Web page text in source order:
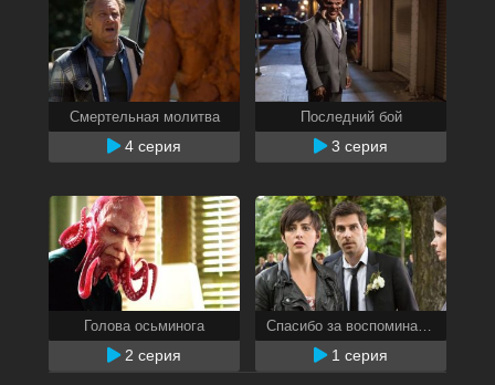
Смертельная молитва
4 серия
Последний бой
3 серия
Голова осьминога
2 серия 1 серия